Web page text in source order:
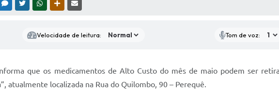
MESSENGER
TWITTERWHATSAPPOUTRAS MÍDIAS
Velocidade de leitura: Tom de voz:
que os medicamentos de Alto Custo do mês de maio podem ser
atualmente localizada na Rua do Quilombo, 90 – Perequê.